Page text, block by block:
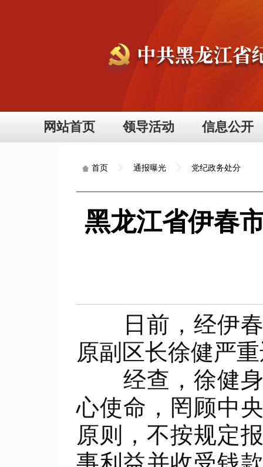
网站首页 领导活动 信息公开
首页 通报曝光 党纪政务处分
黑龙江省伊春
日前，经伊春
原副区长徐健严
经查，徐健身
心使命，罔顾中
原则，不按规定